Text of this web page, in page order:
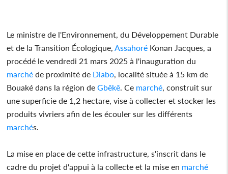
Le ministre de l'Environnement, du Développement Durable
et de la Transition Écologique, Assahoré Konan Jacques, a
procédé le vendredi 21 mars 2025 à l'inauguration du
marché de proximité de Diabo, localité située à 15 km de
Bouaké dans la région de Gbêkê. Ce marché, construit sur
une superficie de 1,2 hectare, vise à collecter et stocker les
produits vivriers afin de les écouler sur les différents
marchés.
La mise en place de cette infrastructure, s'inscrit dans le
cadre du projet d'appui à la collecte et la mise en marché